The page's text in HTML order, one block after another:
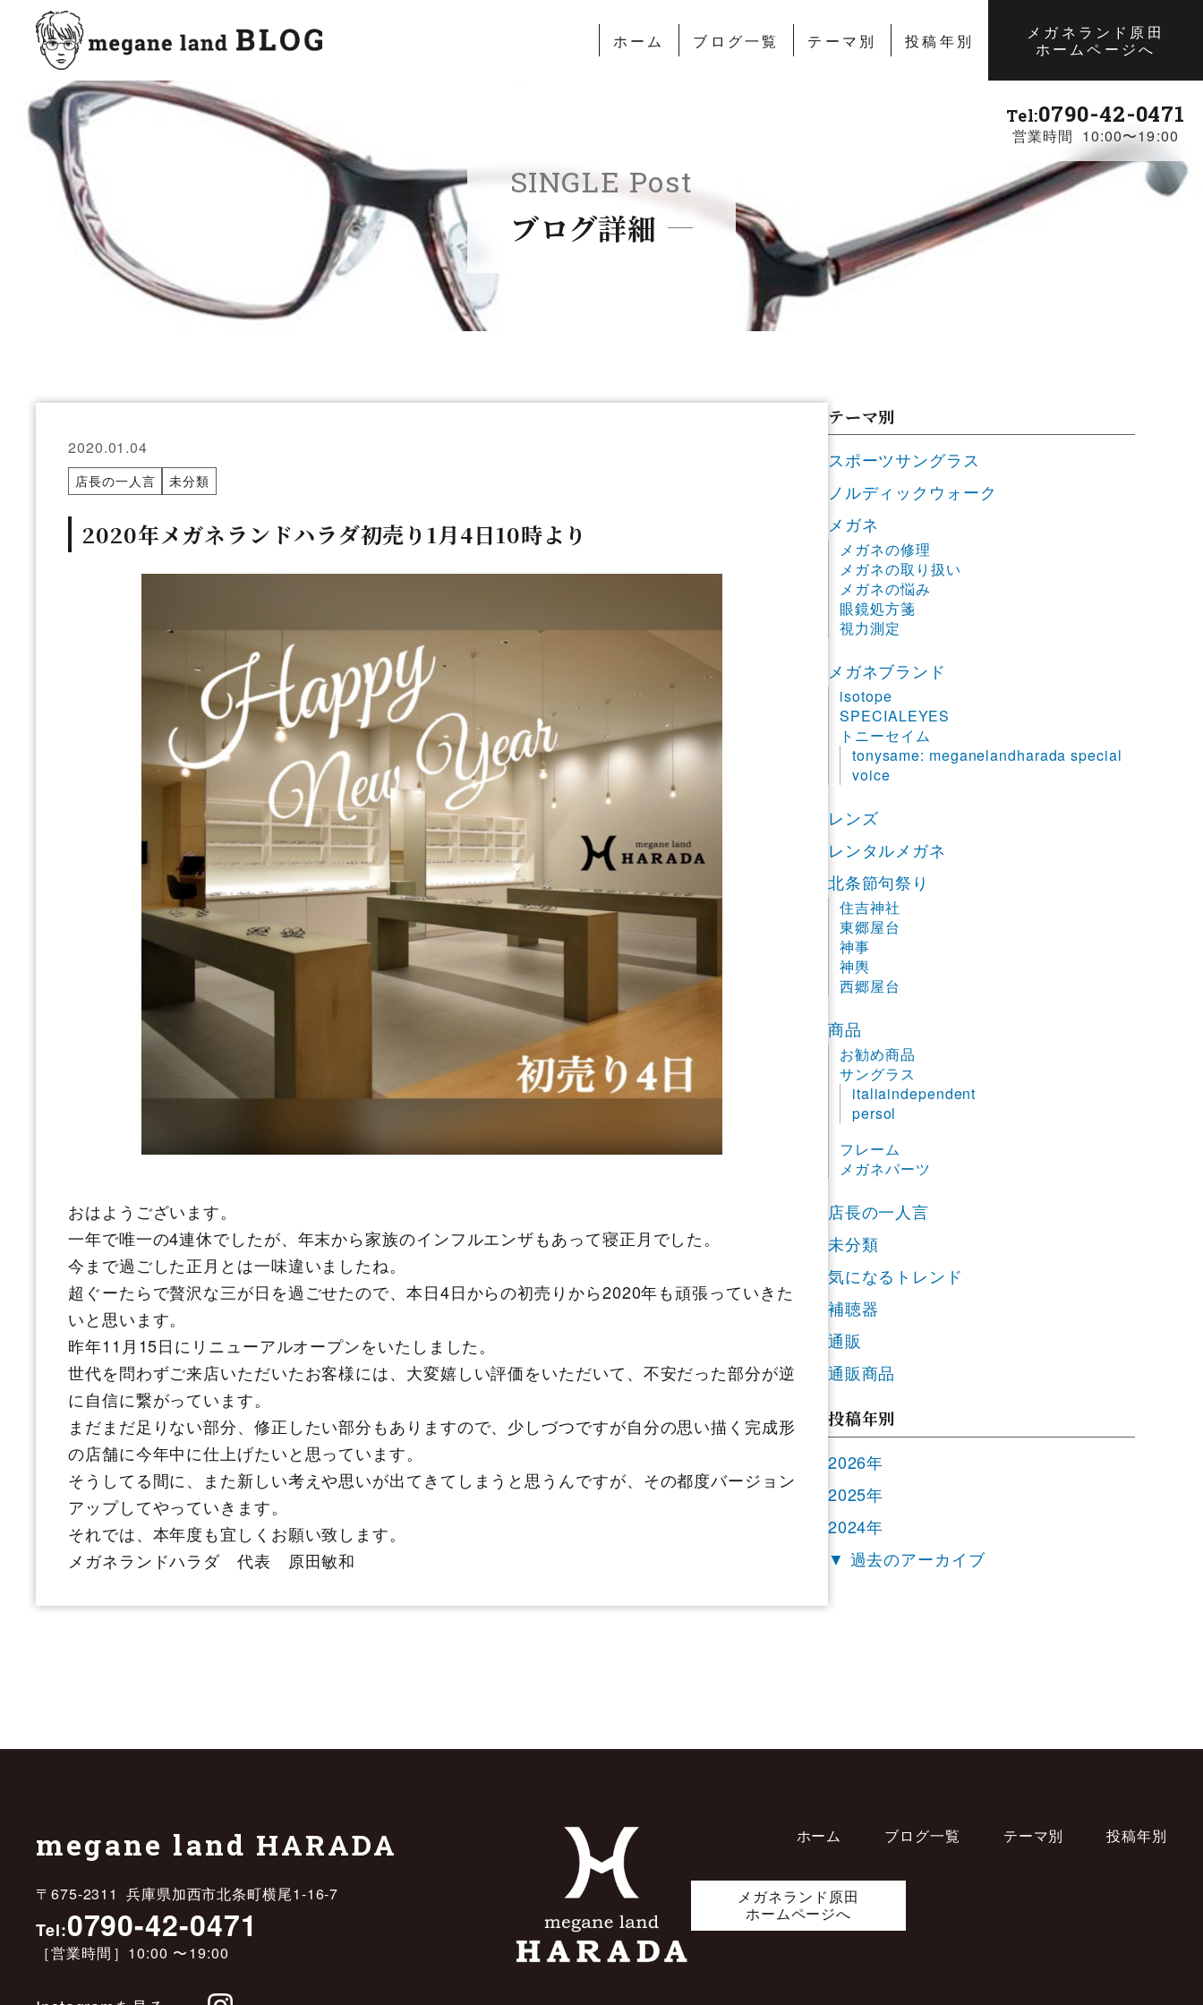
ホーム ブログ一覧 テーマ別 投稿年別
メガネランド原田
ホームページへ
Tel:0790-42-0471
営業時間 10:00〜19:00
SINGLE Post
ブログ詳細
2020.01.04
店長の一人言 未分類
2020年メガネランドハラダ初売り1月4日10時より
おはようございます。
一年で唯一の4連休でしたが、年末から家族のインフルエンザもあって寝正月でした。
今まで過ごした正月とは一味違いましたね。
超ぐーたらで贅沢な三が日を過ごせたので、本日4日からの初売りから2020年も頑張っていきた
いと思います。
昨年11月15日にリニューアルオープンをいたしました。
世代を問わずご来店いただいたお客様には、大変嬉しい評価をいただいて、不安だった部分が逆
に自信に繋がっています。
まだまだ足りない部分、修正したい部分もありますので、少しづつですが自分の思い描く完成形
の店舗に今年中に仕上げたいと思っています。
そうしてる間に、また新しい考えや思いが出てきてしまうと思うんですが、その都度バージョン
アップしてやっていきます。
それでは、本年度も宜しくお願い致します。
メガネランドハラダ 代表 原田敏和
テーマ別
スポーツサングラス
ノルディックウォーク
メガネ
メガネの修理
メガネの取り扱い
メガネの悩み
眼鏡処方箋
視力測定
メガネブランド
isotope
SPECIALEYES
トニーセイム
tonysame: meganelandharada special
voice
レンズ
レンタルメガネ
北条節句祭り
住吉神社
東郷屋台
神事
神輿
西郷屋台
商品
お勧め商品
サングラス
italiaindependent
persol
フレーム
メガネパーツ
店長の一人言
未分類
気になるトレンド
補聴器
通販
通販商品
投稿年別
2026年
2025年
2024年
▼ 過去のアーカイブ
megane land HARADA
〒675-2311 兵庫県加西市北条町横尾1-16-7
Tel:0790-42-0471
［営業時間］10:00 〜19:00
ホーム ブログ一覧 テーマ別 投稿年別
メガネランド原田
ホームページへ